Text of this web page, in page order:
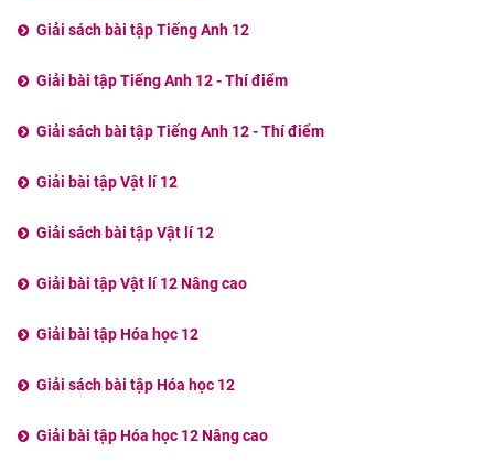
Giải sách bài tập Tiếng Anh 12
Giải bài tập Tiếng Anh 12 - Thí điểm
Giải sách bài tập Tiếng Anh 12 - Thí điểm
Giải bài tập Vật lí 12
Giải sách bài tập Vật lí 12
Giải bài tập Vật lí 12 Nâng cao
Giải bài tập Hóa học 12
Giải sách bài tập Hóa học 12
Giải bài tập Hóa học 12 Nâng cao